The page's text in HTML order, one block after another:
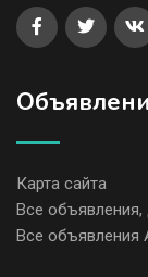
Карта сайта
Все объявления,
Все объявления